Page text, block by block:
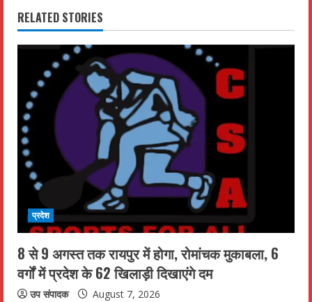
u
e
e
a
d
n
g
RELATED STORIES
प्रदेश
8 से 9 अगस्त तक रायपुर में होगा, रोमांचक मुकाबला, 6
वर्गों में प्रदेश के 62 खिलाड़ी दिखाएंगे दम
उप संपादक August 7, 2026